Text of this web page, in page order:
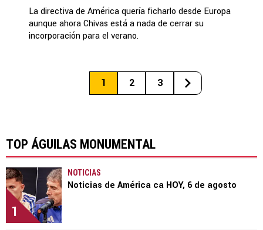
La directiva de América quería ficharlo desde Europa
aunque ahora Chivas está a nada de cerrar su
incorporación para el verano.
1 2 3
TOP ÁGUILAS MONUMENTAL
1
NOTICIAS
Noticias de América ca HOY, 6 de agosto